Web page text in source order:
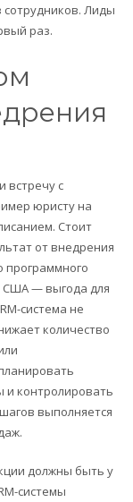
сотрудников. Лиды
раз.
встречу с
юристу на
Стоит
от внедрения
программного
США — выгода для
система не
количество
и контролировать
выполняется
должны быть у
системы